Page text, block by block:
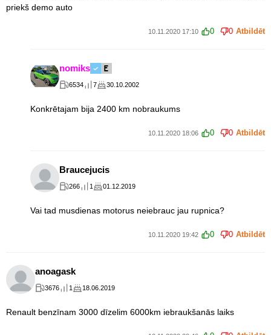
priekš demo auto
10.11.2020 17:10 0 0 Atbildēt
nomiks
6534 7 30.10.2002
Konkrētajam bija 2400 km nobraukums
10.11.2020 18:06 0 0 Atbildēt
Braucejucis
266 1 01.12.2019
Vai tad musdienas motorus neiebrauc jau rupnica?
10.11.2020 19:42 0 0 Atbildēt
anoagask
3676 1 18.06.2019
Renault benzīnam 3000 dīzelim 6000km iebraukšanās laiks